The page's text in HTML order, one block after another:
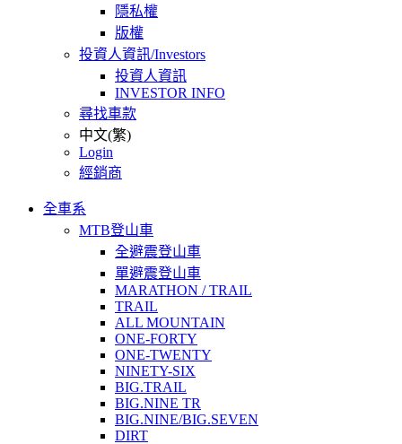
隱私權
版權
投資人資訊/Investors
投資人資訊
INVESTOR INFO
尋找車款
中文(繁)
Login
經銷商
全車系
MTB登山車
全避震登山車
單避震登山車
MARATHON / TRAIL
TRAIL
ALL MOUNTAIN
ONE-FORTY
ONE-TWENTY
NINETY-SIX
BIG.TRAIL
BIG.NINE TR
BIG.NINE/BIG.SEVEN
DIRT